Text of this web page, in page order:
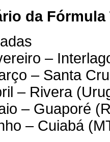
da Fórmula
–
– Santa
– Rivera
– Guaporé
– Cuiabá